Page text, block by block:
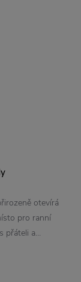
otevírá
pro ranní
přáteli a…